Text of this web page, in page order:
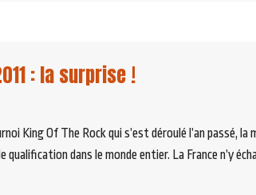
: la surprise !
King Of The Rock qui s’est déroulé l’an passé, la
dans le monde entier. La France n’y